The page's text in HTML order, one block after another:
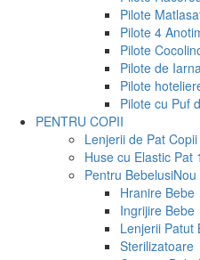
Pilote
Pilote 4
Pilote
Pilote de
Pilote
Pilote cu Puf
PENTRU COPII
Lenjerii de Pat Copii
Huse cu Elastic Pat
Pentru BebelusiNou
Hranire Bebe
Ingrijire Bebe
Lenjerii Patut
Sterilizatoare